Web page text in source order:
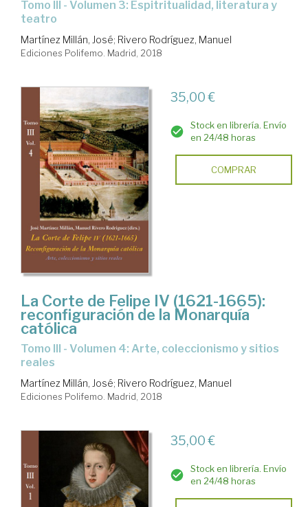
Tomo III - Volumen 3: Espitritualidad, literatura y
teatro
Martínez Millán, José; Rivero Rodríguez, Manuel
Ediciones Polifemo. Madrid, 2018
35,00 €
Stock en librería. Envío
en 24/48 horas
COMPRAR
La Corte de Felipe IV (1621-1665):
reconfiguración de la Monarquía
católica
Tomo III - Volumen 4: Arte, coleccionismo y sitios
reales
Martínez Millán, José; Rivero Rodríguez, Manuel
Ediciones Polifemo. Madrid, 2018
35,00 €
Stock en librería. Envío
en 24/48 horas